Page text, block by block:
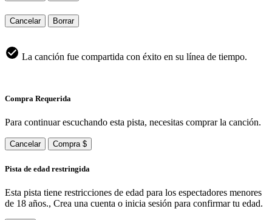
Cancelar Borrar
La canción fue compartida con éxito en su línea de tiempo.
Compra Requerida
Para continuar escuchando esta pista, necesitas comprar la canción.
Cancelar Compra $
Pista de edad restringida
Esta pista tiene restricciones de edad para los espectadores menores
de 18 años., Crea una cuenta o inicia sesión para confirmar tu edad.